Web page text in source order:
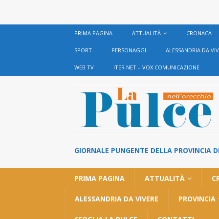
PRIMA PAGINA ATTUALITÀ CRONACA
SPORT PERSONAGGI ALESSANDRIA DA
WEB TV ITER NET – VOX COMUNICAZIONE
GIORNALE PUNGENTE DELLA PROVINCIA
PRIMA PAGINA ATTUALITÀ
ALESSANDRIA DA VIVERE PROVINCIA